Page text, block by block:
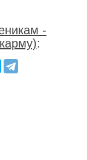
-
: